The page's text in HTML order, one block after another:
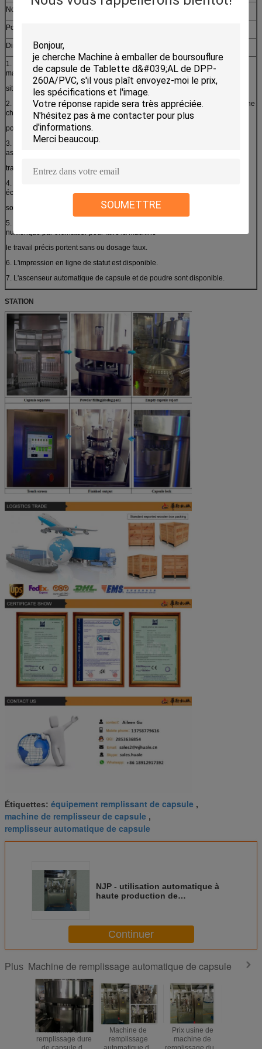
SOUMETTRE
Norme de bruit :
Poids
Dimension
1. le système d'opération d'écran tactile avec le contrôle de PLC assurent la
machine dessous
situation de fonctionnement stable.
2. Le ressort remplissant importé a les moyens million de fois pressant mais ne
change jamais leur forme
pour assurer le dosage remplissant dans la gamme précise.
3. La pompe à vide allemande de Siemens de marque de rendement élevé
assurent la machine dans le long temps
travail.
4. Le collecteur de poussière industriel de rendement élevé pour le matériel
économisant et assurent la machine
sous le fonctionnement d'environnement de nettoyage.
5. Tous les moules sont traités à notre centre d'usinage de commande
numérique par ordinateur pour faire la machine
le travail précis portent sans ou dosage faux.
6. L'impression en ligne de statut est disponible.
7. L'ascenseur automatique de capsule et de poudre sont disponible.
STATION
Étiquettes: équipement remplissant de capsule ,
machine de remplisseur de capsule ,
remplisseur automatique de capsule
NJP - utilisation automatique à
haute production de
capsule 2000C
Continuer
Plus Machine de remplissage automatique de capsule
Machine de
remplissage dure
Machine de
remplissage
Prix usine de
machine de